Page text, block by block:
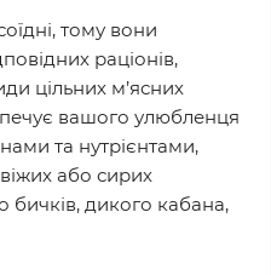
тому вони
раціонів,
цільних м’ясних
вашого улюбленця
та нутрієнтами,
або сирих
бичків, дикого кабана,